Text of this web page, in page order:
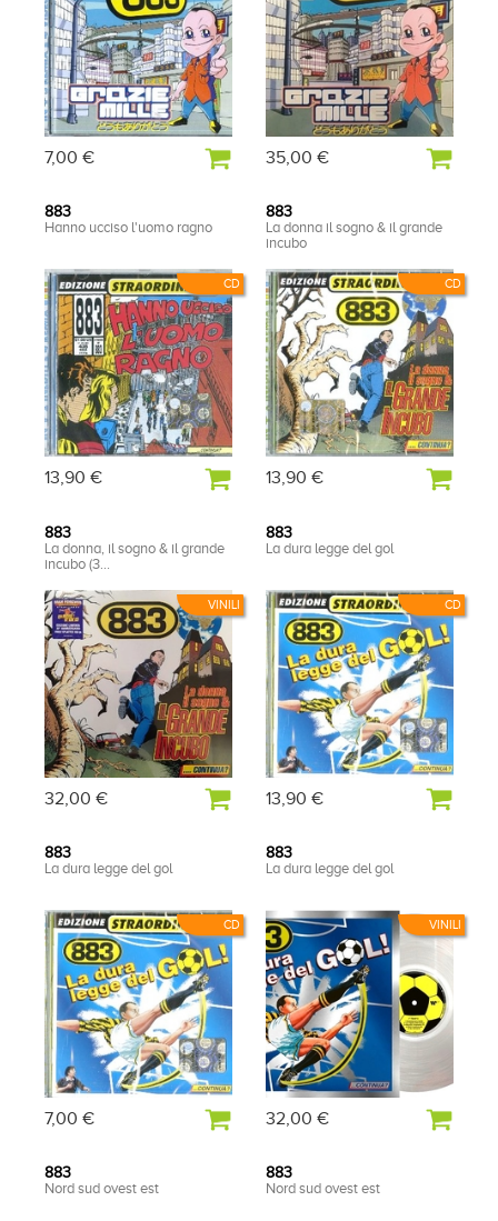
7,00 € 35,00 €
CD
883
Hanno ucciso l'uomo ragno
13,90 €
CD
883
La donna il sogno & il grande
incubo
13,90 €
VINILI
883
La donna, il sogno & il grande
incubo (3...
32,00 €
CD
883
La dura legge del gol
13,90 €
CD
883
La dura legge del gol
7,00 €
VINILI
883
La dura legge del gol
32,00 €
883
Nord sud ovest est
883
Nord sud ovest est